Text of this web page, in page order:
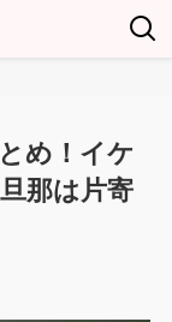
め！イケ
那は片寄